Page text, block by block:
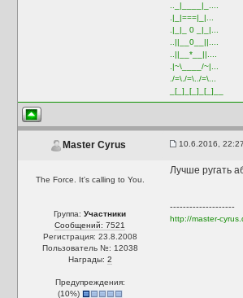
.._|____|_....
.|_|===|_|...
.|_|_ 0 _|_|...
..||__0__||....
..||__*__||....
.|~\____/~|...
./=\./=\../=\...
_[_]_[_]_[_]__
Master Cyrus 10.6.2016, 22:27
The Force. It's calling to You.
Группа:Участники
Сообщений: 7521
Регистрация: 23.8.2008
Пользователь №: 12038
Награды: 2
Предупреждения:
(10%)
Лучше ругать
--------------------
http://master-